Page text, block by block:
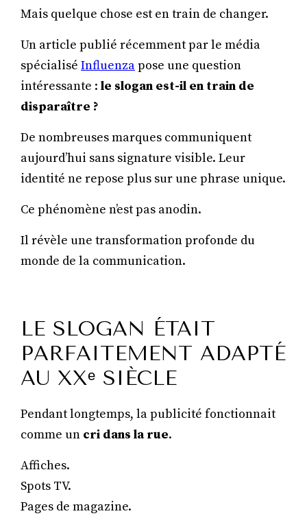
Mais quelque chose est en train de changer.
Un article publié récemment par le média
spécialisé Influenzapose une question
intéressante : le slogan est-il en train de
disparaître ?
De nombreuses marques communiquent
aujourd’hui sans signature visible. Leur
identité ne repose plus sur une phrase unique.
Ce phénomène n’est pas anodin.
Il révèle une transformation profonde du
monde de la communication.
LE SLOGAN ÉTAIT
PARFAITEMENT ADAPTÉ
AU XXᵉ SIÈCLE
Pendant longtemps, la publicité fonctionnait
comme un cri dans la rue.
Affiches.
Spots TV.
Pages de magazine.